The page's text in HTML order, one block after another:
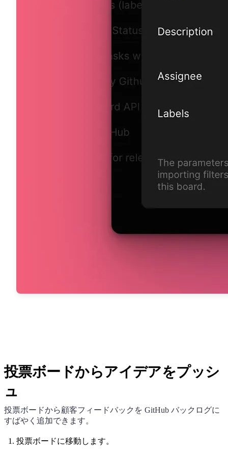
投票ボードからアイデアをプッシ
ュ
投票ボードから顧客フィードバックを GitHub バックログに
すばやく追加できます。
投票ボードに移動します。